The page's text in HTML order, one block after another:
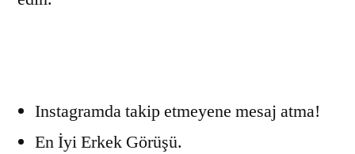
Instagramda takip etmeyene mesaj atma!
En İyi Erkek Görüşü.